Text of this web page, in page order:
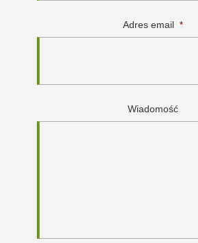
Adres email *
Wiadomość